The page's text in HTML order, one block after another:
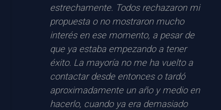
estrechamente. Todos rechazaron mi
propuesta o no mostraron mucho
interés en ese momento, a pesar de
que ya estaba empezando a tener
éxito. La mayoría no me ha vuelto a
contactar desde entonces o tardó
aproximadamente un año y medio en
hacerlo, cuando ya era demasiado